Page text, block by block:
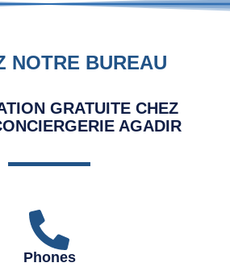
NOTRE BUREAU
GRATUITE CHEZ
AGADIR
Phones